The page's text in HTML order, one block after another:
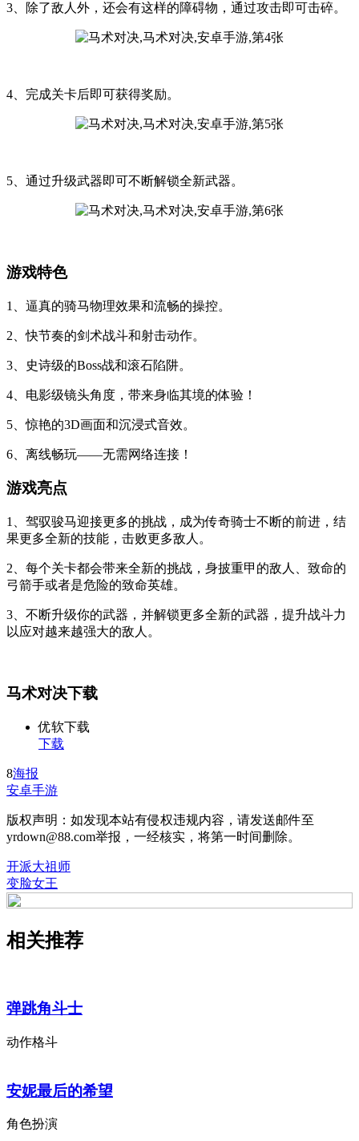
3、除了敌人外，还会有这样的障碍物，通过攻击即可击碎。
4、完成关卡后即可获得奖励。
5、通过升级武器即可不断解锁全新武器。
游戏特色
1、逼真的骑马物理效果和流畅的操控。
2、快节奏的剑术战斗和射击动作。
3、史诗级的Boss战和滚石陷阱。
4、电影级镜头角度，带来身临其境的体验！
5、惊艳的3D画面和沉浸式音效。
6、离线畅玩——无需网络连接！
游戏亮点
1、驾驭骏马迎接更多的挑战，成为传奇骑士不断的前进，结
果更多全新的技能，击败更多敌人。
2、每个关卡都会带来全新的挑战，身披重甲的敌人、致命的
弓箭手或者是危险的致命英雄。
3、不断升级你的武器，并解锁更多全新的武器，提升战斗力
以应对越来越强大的敌人。
马术对决下载
优软下载
下载
8海报
安卓手游
版权声明：如发现本站有侵权违规内容，请发送邮件至
yrdown@88.com举报，一经核实，将第一时间删除。
开派大祖师
变脸女王
相关推荐
弹跳角斗士
动作格斗
安妮最后的希望
角色扮演